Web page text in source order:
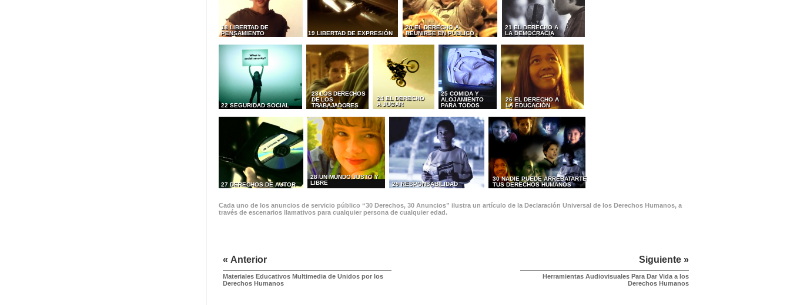
18 LIBERTAD DE
PENSAMIENTO
19 LIBERTAD DE EXPRESIÓN
20 EL DERECHO A
REUNIRSE EN PÚBLICO
21 EL DERECHO A
LA DEMOCRACIA
22 SEGURIDAD SOCIAL
23 LOS DERECHOS
DE LOS
TRABAJADORES
24 EL DERECHO
A JUGAR
25 COMIDA Y
ALOJAMIENTO
PARA TODOS
26 EL DERECHO A
LA EDUCACIÓN
27 DERECHOS DE AUTOR
28 UN MUNDO JUSTO Y
LIBRE
29 RESPONSABILIDAD
30 NADIE PUEDE ARREBATARTE
TUS DERECHOS HUMANOS
Cada uno de los anuncios de servicio público “30 Derechos, 30 Anuncios” ilustra un artículo de la Declaración Universal de los Derechos Humanos, a
través de escenarios llamativos para cualquier persona de cualquier edad.
« Anterior
Materiales Educativos Multimedia de Unidos por los
Derechos Humanos
Siguiente »
Herramientas Audiovisuales Para Dar Vida a los
Derechos Humanos